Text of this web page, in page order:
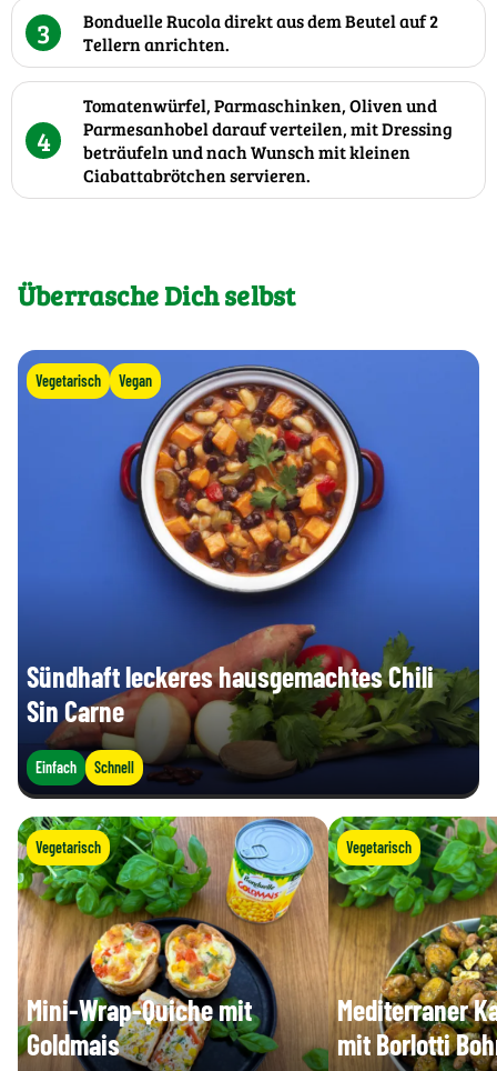
3
Bonduelle Rucola direkt aus dem Beutel auf 2
Tellern anrichten.
4
Tomatenwürfel, Parmaschinken, Oliven und
Parmesanhobel darauf verteilen, mit Dressing
beträufeln und nach Wunsch mit kleinen
Ciabattabrötchen servieren.
Überrasche Dich selbst
Vegetarisch Vegan
Sündhaft leckeres hausgemachtes Chili
Sin Carne
Einfach Schnell
Vegetarisch
Mini-Wrap-Quiche mit
Goldmais
Vegetarisch
Mediterraner
mit Borlotti